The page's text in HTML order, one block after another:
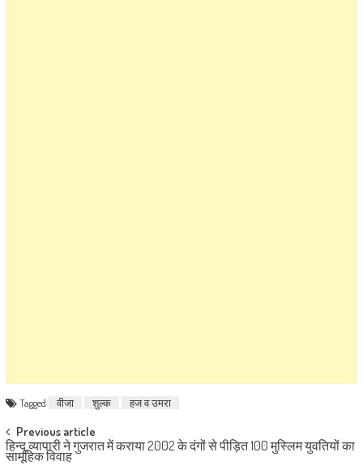
Tagged वीजा शुल्क हज व उमरा
Post navigation
Previous article
हिन्दू व्यापारी ने गुजरात में कराया 2002 के दंगों से पीड़ित 100 मुस्लिम युवतियों का
सामूहिक विवाह